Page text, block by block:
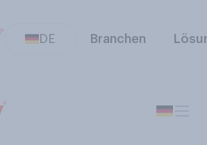
DE Branchen